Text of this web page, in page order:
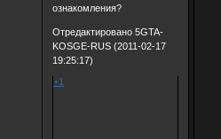
ознакомления?
Отредактировано 5GTA-
KOSGE-RUS (2011-02-17
19:25:17)
+1